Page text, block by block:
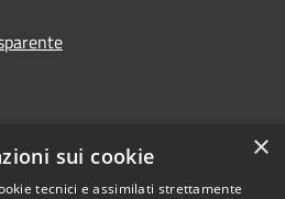
×
sui cookie
tecnici e assimilati strettamente